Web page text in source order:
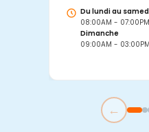
Du lundi au
08:00AM - 07:00PM
Dimanche
09:00AM - 03:00PM
←